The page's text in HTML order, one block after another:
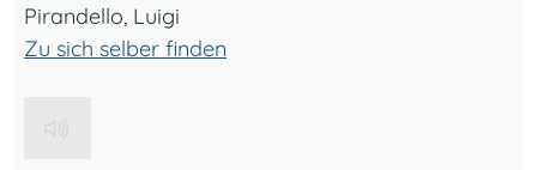
Pirandello, Luigi
Zu sich selber finden